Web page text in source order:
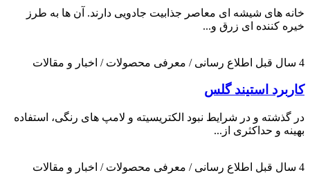
خانه های شیشه ای معاصر جذابیت جادویی دارند. آن ها به طرز
خیره کننده ای زرق و...
4 سال قبل اطلاع رسانی / معرفی محصولات / اخبار و مقالات
کاربرد استیند گلس
در گذشته و در شرایط نبود الکتریسیته و لامپ های رنگی، استفاده
بهینه و حداکثری از...
4 سال قبل اطلاع رسانی / معرفی محصولات / اخبار و مقالات